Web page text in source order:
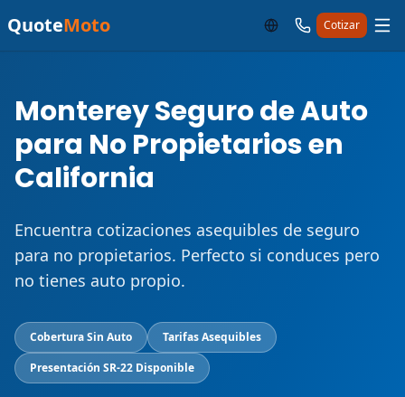
QuoteMoto Cotizar
Monterey Seguro de Auto
para No Propietarios en
California
Encuentra cotizaciones asequibles de seguro
para no propietarios. Perfecto si conduces pero
no tienes auto propio.
Cobertura Sin Auto
Tarifas Asequibles
Presentación SR-22 Disponible